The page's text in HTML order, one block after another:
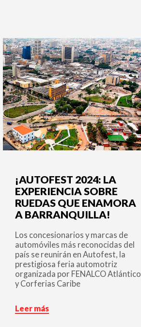
¡AUTOFEST 2024: LA
EXPERIENCIA SOBRE
RUEDAS QUE ENAMORA
A BARRANQUILLA!
Los concesionarios y marcas de
automóviles más reconocidas del
país se reunirán en Autofest, la
prestigiosa feria automotriz
organizada por FENALCO Atlántico
y Corferias Caribe
Leer más